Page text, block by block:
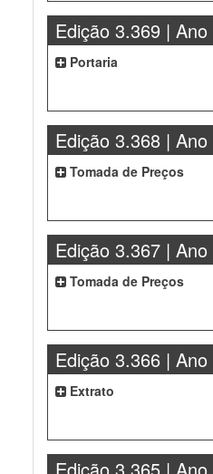
Edição 3.369 | Ano
Portaria
Edição 3.368 | Ano
Tomada de Preços
Edição 3.367 | Ano
Tomada de Preços
Edição 3.366 | Ano
Extrato